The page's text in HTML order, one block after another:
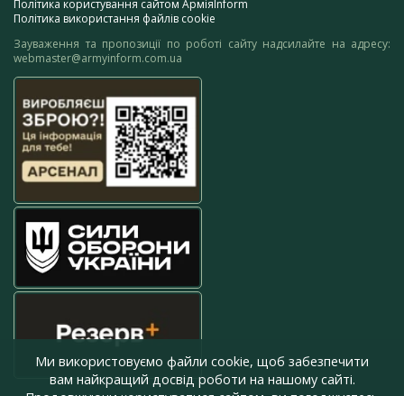
Політика користування сайтом АрміяInform
Політика використання файлів cookie
Зауваження та пропозиції по роботі сайту надсилайте на адресу:
webmaster@armyinform.com.ua
Ми використовуємо файли cookie, щоб забезпечити
вам найкращий досвід роботи на нашому сайті.